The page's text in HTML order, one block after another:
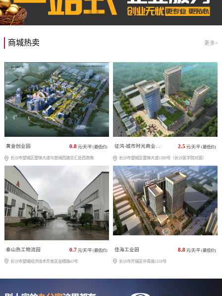
商城热卖 更多>
黄金创业园 0.8 元/天/平 (最低价)
长沙市望城区雷锋大道与普瑞西路交汇处西南角
征鸿-城市时光商业广场 2.5 元/天/平 (最低价)
长沙市望城区雷锋大道1389号（长沙医学院对面）
泰山热工物流园 0.7 元/天/平 (最低价)
长沙市望城经济技术开发区金穗路43号
佳海工业园 8.8 元/天/平 (最低价)
长沙市开福区中青路1318号